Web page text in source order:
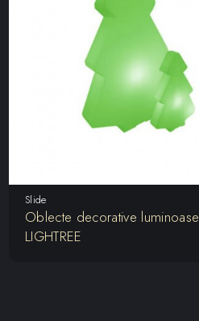
Slide
Oblecte decorative luminoase
LIGHTREE